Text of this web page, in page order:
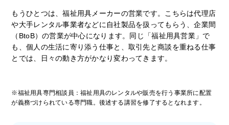
もうひとつは、福祉用具メーカーの営業です。こちらは代理店
や大手レンタル事業者などに自社製品を扱ってもらう、企業間
（BtoB）の営業が中心になります。同じ「福祉用具営業」で
も、個人の生活に寄り添う仕事と、取引先と商談を重ねる仕事
とでは、日々の動き方がかなり変わってきます。
※福祉用具専門相談員：福祉用具のレンタルや販売を行う事業所に配置
が義務づけられている専門職。後述する講習を修了するとなれます。